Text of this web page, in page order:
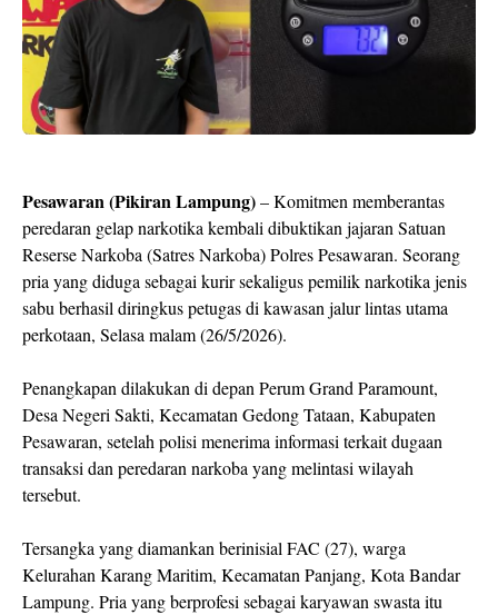
Pesawaran (Pikiran Lampung)– Komitmen memberantas
peredaran gelap narkotika kembali dibuktikan jajaran Satuan
Reserse Narkoba (Satres Narkoba) Polres Pesawaran. Seorang
pria yang diduga sebagai kurir sekaligus pemilik narkotika jenis
sabu berhasil diringkus petugas di kawasan jalur lintas utama
perkotaan, Selasa malam (26/5/2026).
Penangkapan dilakukan di depan Perum Grand Paramount,
Desa Negeri Sakti, Kecamatan Gedong Tataan, Kabupaten
Pesawaran, setelah polisi menerima informasi terkait dugaan
transaksi dan peredaran narkoba yang melintasi wilayah
tersebut.
Tersangka yang diamankan berinisial FAC (27), warga
Kelurahan Karang Maritim, Kecamatan Panjang, Kota Bandar
Lampung. Pria yang berprofesi sebagai karyawan swasta itu